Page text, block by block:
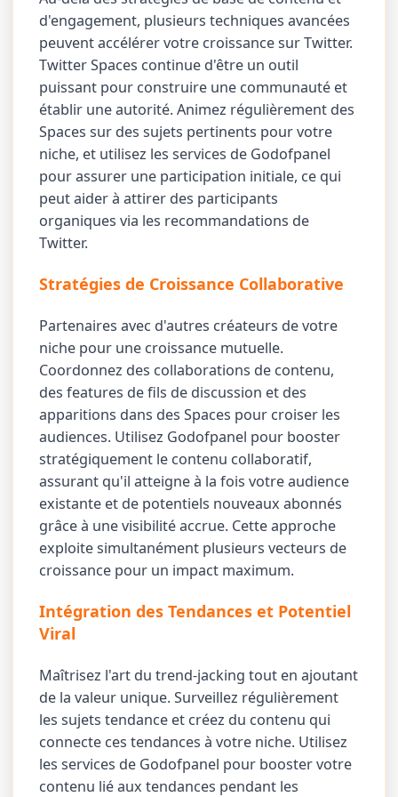
d'engagement, plusieurs techniques avancées
peuvent accélérer votre croissance sur Twitter.
Twitter Spaces continue d'être un outil
puissant pour construire une communauté et
établir une autorité. Animez régulièrement des
Spaces sur des sujets pertinents pour votre
niche, et utilisez les services de Godofpanel
pour assurer une participation initiale, ce qui
peut aider à attirer des participants
organiques via les recommandations de
Twitter.
Stratégies de Croissance Collaborative
Partenaires avec d'autres créateurs de votre
niche pour une croissance mutuelle.
Coordonnez des collaborations de contenu,
des features de fils de discussion et des
apparitions dans des Spaces pour croiser les
audiences. Utilisez Godofpanel pour booster
stratégiquement le contenu collaboratif,
assurant qu'il atteigne à la fois votre audience
existante et de potentiels nouveaux abonnés
grâce à une visibilité accrue. Cette approche
exploite simultanément plusieurs vecteurs de
croissance pour un impact maximum.
Intégration des Tendances et Potentiel
Viral
Maîtrisez l'art du trend-jacking tout en ajoutant
de la valeur unique. Surveillez régulièrement
les sujets tendance et créez du contenu qui
connecte ces tendances à votre niche. Utilisez
les services de Godofpanel pour booster votre
contenu lié aux tendances pendant les